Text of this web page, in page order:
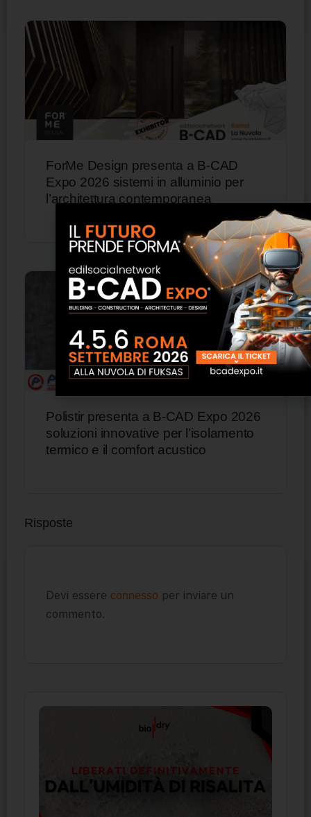
ForMe Design presenta a B-CAD
Expo 2026 sistemi in alluminio per
l’architettura contemporanea
Polistir presenta a B-CAD Expo 2026
soluzioni innovative per l’isolamento
termico e il comfort acustico
Risposte
Devi essere connesso per inviare un
commento.